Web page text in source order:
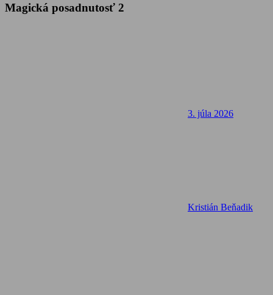
Magická posadnutosť 2
3. júla 2026
Kristián Beňadik